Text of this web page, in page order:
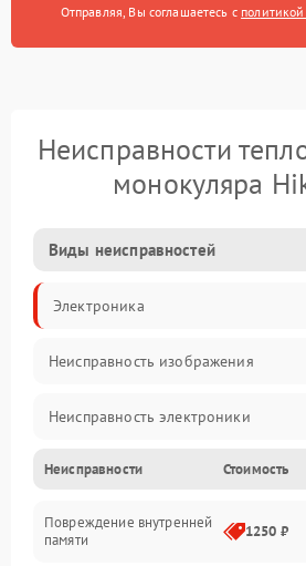
Отправляя, Вы соглашаетесь с
Неисправности
монокуляра
Виды неисправностей
Электроника
Неисправность изображения
Неисправность электроники
Электропитание
Матрица
Неисправности Стоимость
Повреждение внутренней
памяти
1250 ₽